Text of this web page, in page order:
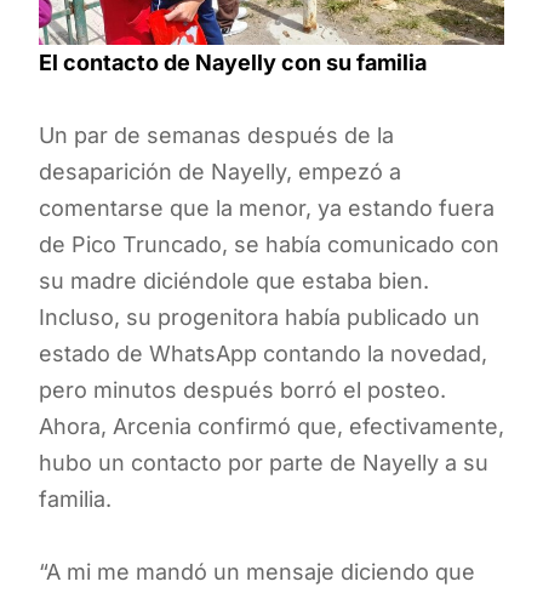
El contacto de Nayelly con su familia
Un par de semanas después de la
desaparición de Nayelly, empezó a
comentarse que la menor, ya estando fuera
de Pico Truncado, se había comunicado con
su madre diciéndole que estaba bien.
Incluso, su progenitora había publicado un
estado de WhatsApp contando la novedad,
pero minutos después borró el posteo.
Ahora, Arcenia confirmó que, efectivamente,
hubo un contacto por parte de Nayelly a su
familia.
“A mi me mandó un mensaje diciendo que